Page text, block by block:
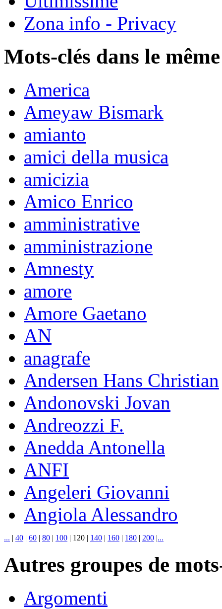
Zona info - Privacy
Mots-clés dans le
America
Ameyaw Bismark
amianto
amici della musica
amicizia
Amico Enrico
amministrative
amministrazione
Amnesty
amore
Amore Gaetano
AN
anagrafe
Andersen Hans Christian
Andonovski Jovan
Andreozzi F.
Anedda Antonella
ANFI
Angeleri Giovanni
Angiola Alessandro
... | 40 | 60 | 80 | 100 | 120 | 140 | 160 | 180 | 200 |...
Autres groupes de
Argomenti